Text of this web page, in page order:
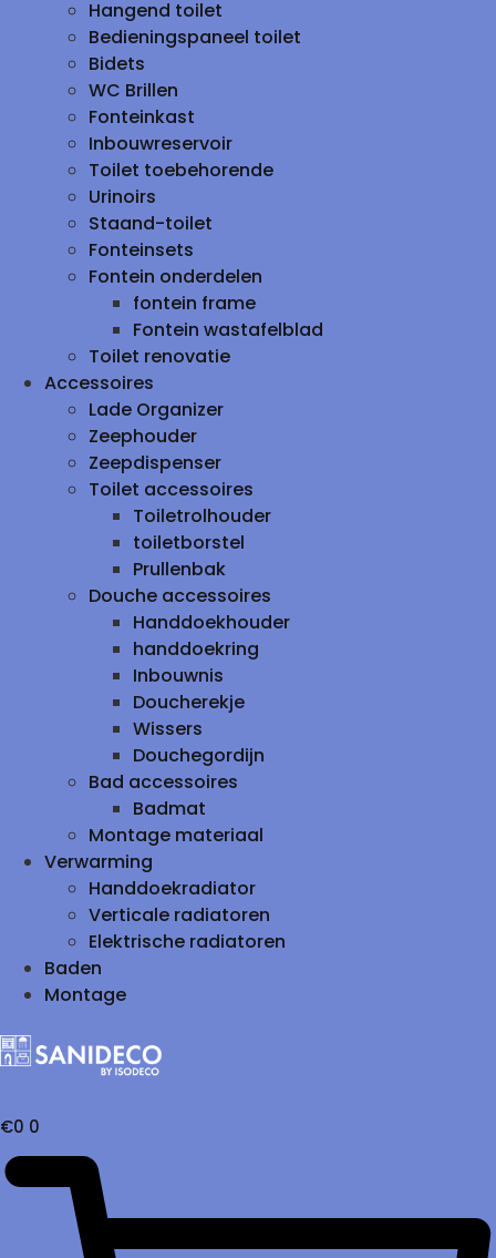
Hangend toilet
Bedieningspaneel toilet
Bidets
WC Brillen
Fonteinkast
Inbouwreservoir
Toilet toebehorende
Urinoirs
Staand-toilet
Fonteinsets
Fontein onderdelen
fontein frame
Fontein wastafelblad
Toilet renovatie
Accessoires
Lade Organizer
Zeephouder
Zeepdispenser
Toilet accessoires
Toiletrolhouder
toiletborstel
Prullenbak
Douche accessoires
Handdoekhouder
handdoekring
Inbouwnis
Doucherekje
Wissers
Douchegordijn
Bad accessoires
Badmat
Montage materiaal
Verwarming
Handdoekradiator
Verticale radiatoren
Elektrische radiatoren
Baden
Montage
€0 0